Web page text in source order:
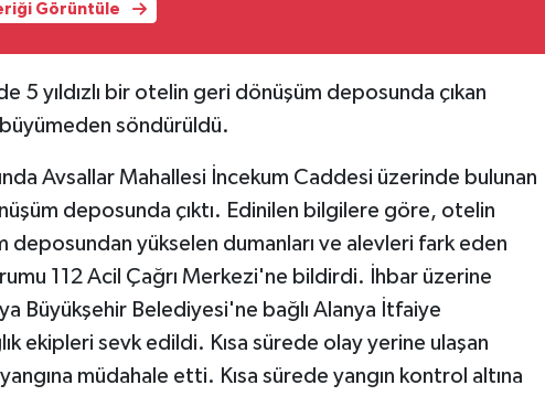
Görüntüle
5 yıldızlı bir otelin geri dönüşüm deposunda çıkan
söndürüldü.
Avsallar Mahallesi İncekum Caddesi üzerinde bulunan
deposunda çıktı. Edinilen bilgilere göre, otelin
deposundan yükselen dumanları ve alevleri fark eden
112 Acil Çağrı Merkezi'ne bildirdi. İhbar üzerine
Büyükşehir Belediyesi'ne bağlı Alanya İtfaiye
ekipleri sevk edildi. Kısa sürede olay yerine ulaşan
müdahale etti. Kısa sürede yangın kontrol altına